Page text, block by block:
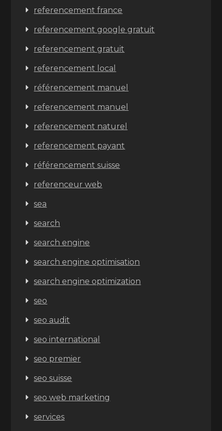
referencement france
referencement google gratuit
referencement gratuit
referencement local
référencement manuel
referencement manuel
referencement naturel
referencement payant
référencement suisse
referenceur web
sea
search
search engine
search engine optimisation
search engine optimization
seo
seo audit
seo international
seo premier
seo suisse
seo web marketing
services